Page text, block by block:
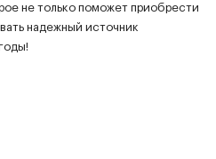
не только поможет приобрести
надежный источник